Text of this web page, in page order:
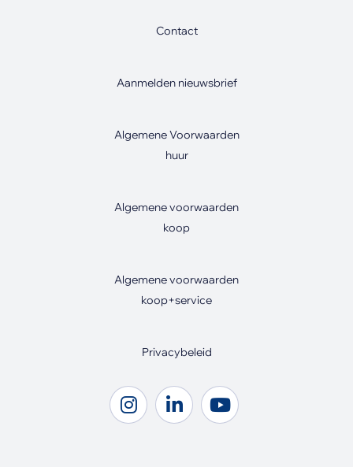
Contact
Aanmelden nieuwsbrief
Algemene Voorwaarden
huur
Algemene voorwaarden
koop
Algemene voorwaarden
koop+service
Privacybeleid